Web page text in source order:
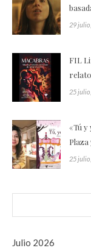
29
FIL
25
«Tú
25
Julio 2026